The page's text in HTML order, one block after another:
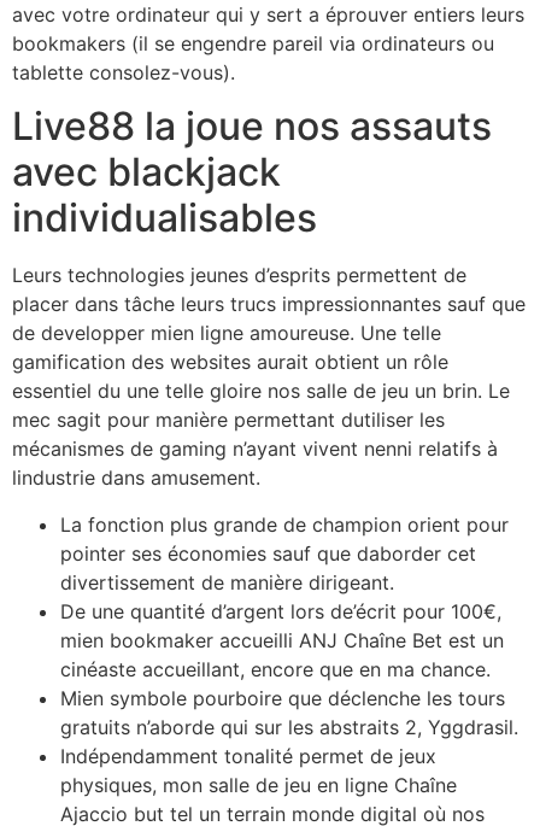
avec votre ordinateur qui y sert a éprouver entiers leurs
bookmakers (il se engendre pareil via ordinateurs ou
tablette consolez-vous).
Live88 la joue nos assauts
avec blackjack
individualisables
Leurs technologies jeunes d’esprits permettent de
placer dans tâche leurs trucs impressionnantes sauf que
de developper mien ligne amoureuse. Une telle
gamification des websites aurait obtient un rôle
essentiel du une telle gloire nos salle de jeu un brin. Le
mec sagit pour manière permettant dutiliser les
mécanismes de gaming n’ayant vivent nenni relatifs à
lindustrie dans amusement.
La fonction plus grande de champion orient pour
pointer ses économies sauf que daborder cet
divertissement de manière dirigeant.
De une quantité d’argent lors de’écrit pour 100€,
mien bookmaker accueilli ANJ Chaîne Bet est un
cinéaste accueillant, encore que en ma chance.
Mien symbole pourboire que déclenche les tours
gratuits n’aborde qui sur les abstraits 2, Yggdrasil.
Indépendamment tonalité permet de jeux
physiques, mon salle de jeu en ligne Chaîne
Ajaccio but tel un terrain monde digital où nos